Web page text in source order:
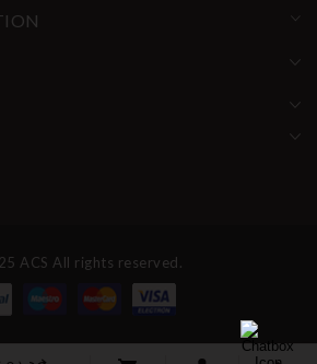
ACS All rights reserved.